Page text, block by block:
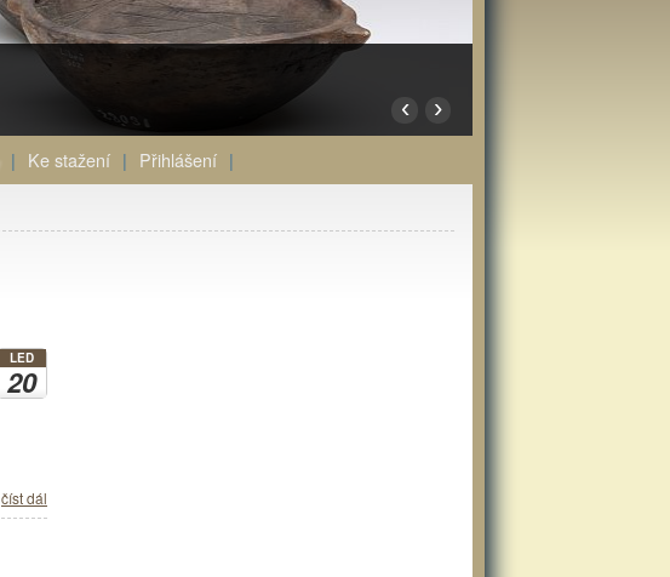
‹ ›
Ke stažení Přihlášení
LED
20
číst dál